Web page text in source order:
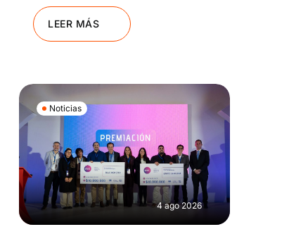
LEER MÁS
Noticias
4 ago 2026